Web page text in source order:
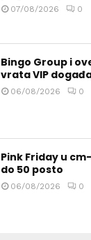
07/08/2026 0
Bingo Group i
vrata VIP
06/08/2026 0
Pink Friday u
do 50 posto
06/08/2026 0